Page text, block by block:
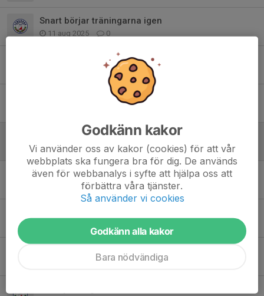
Snart börjar träningarna igen
11 aug 2025 0
Klubbarbete Bondens Marknad
Sommaravslutning i Olsnäs tisdag 10 juni
Klädbytardag 15/4
9 apr 2025 0
leksandstrippeln 26-27 april
8 apr 2025 0
0
Godkänn kakor
Vi använder oss av kakor (cookies) för att vår
webbplats ska fungera bra för dig. De används
även för webbanalys i syfte att hjälpa oss att
förbättra våra tjänster.
Så använder vi cookies
Godkänn alla kakor
Bara nödvändiga